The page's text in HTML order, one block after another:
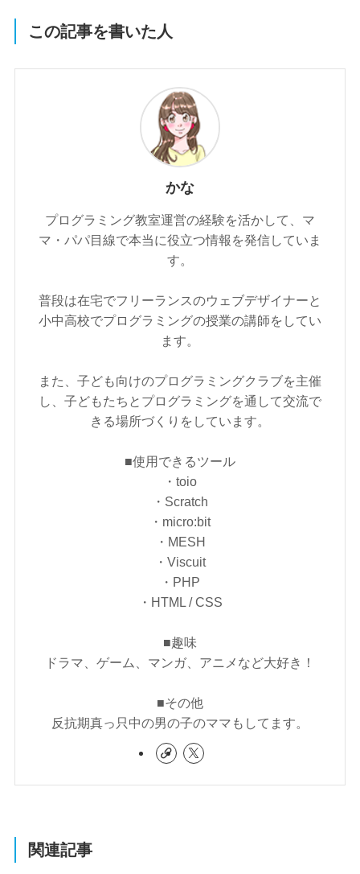
この記事を書いた人
かな
プログラミング教室運営の経験を活かして、マ
マ・パパ目線で本当に役立つ情報を発信していま
す。
普段は在宅でフリーランスのウェブデザイナーと
小中高校でプログラミングの授業の講師をしてい
ます。
また、子ども向けのプログラミングクラブを主催
し、子どもたちとプログラミングを通して交流で
きる場所づくりをしています。
■使用できるツール
・toio
・Scratch
・micro:bit
・MESH
・Viscuit
・PHP
・HTML / CSS
■趣味
ドラマ、ゲーム、マンガ、アニメなど大好き！
■その他
反抗期真っ只中の男の子のママもしてます。
関連記事